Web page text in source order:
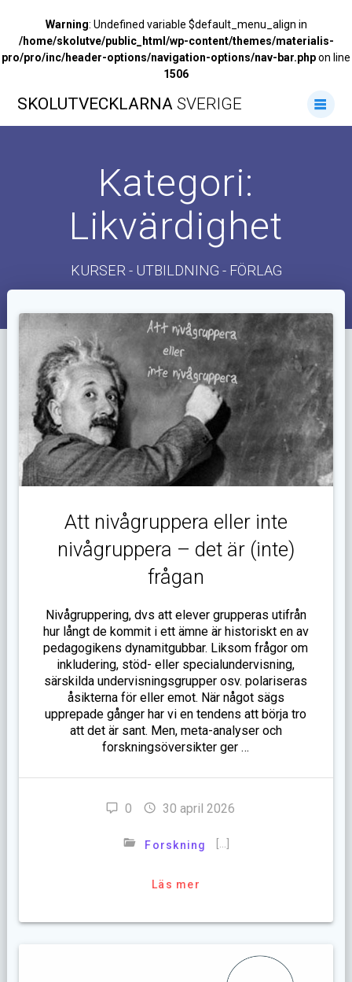
Warning: Undefined variable $default_menu_align in
/home/skolutve/public_html/wp-content/themes/materialis-
pro/pro/inc/header-options/navigation-options/nav-bar.phpon line
1506
till
SKOLUTVECKLARNA SVERIGE
Kategori:
Likvärdighet
KURSER - UTBILDNING - FÖRLAG
Att nivågruppera eller inte
nivågruppera – det är (inte)
frågan
Nivågruppering, dvs att elever grupperas utifrån
hur långt de kommit i ett ämne är historiskt en av
pedagogikens dynamitgubbar. Liksom frågor om
inkludering, stöd- eller specialundervisning,
särskilda undervisningsgrupper osv. polariseras
åsikterna för eller emot. När något sägs
upprepade gånger har vi en tendens att börja tro
att det är sant. Men, meta-analyser och
forskningsöversikter ger …
0 30 april 2026
Forskning […]
Läs mer